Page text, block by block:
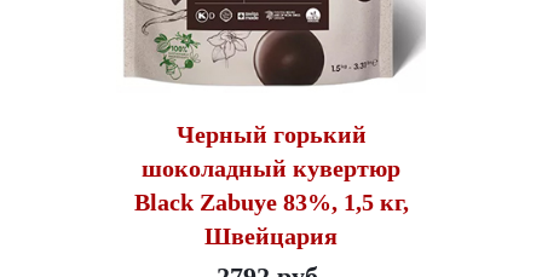
Черный горький
шоколадный кувертюр
Black Zabuye 83%, 1,5 кг,
Швейцария